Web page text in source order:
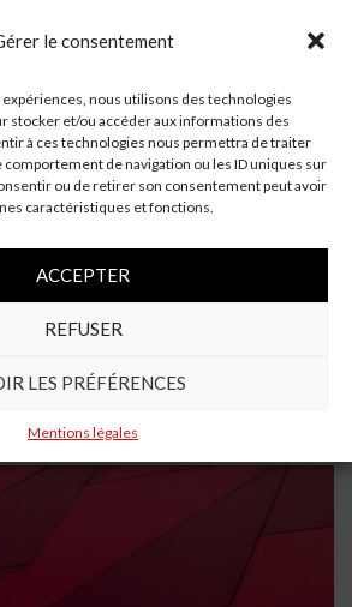
le consentement
nous utilisons des technologies
stocker et/ou accéder aux informations des
à ces technologies nous permettra de traiter
de navigation ou les ID uniques sur
ou de retirer son consentement peut avoir
caractéristiques et fonctions.
ACCEPTER
REFUSER
LES PRÉFÉRENCES
Mentions légales
de 69 ans se tue en voiture à